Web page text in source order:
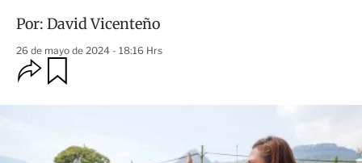
Por: David Vicenteño
26 de mayo de 2024 - 18:16 Hrs
O
p
i
r